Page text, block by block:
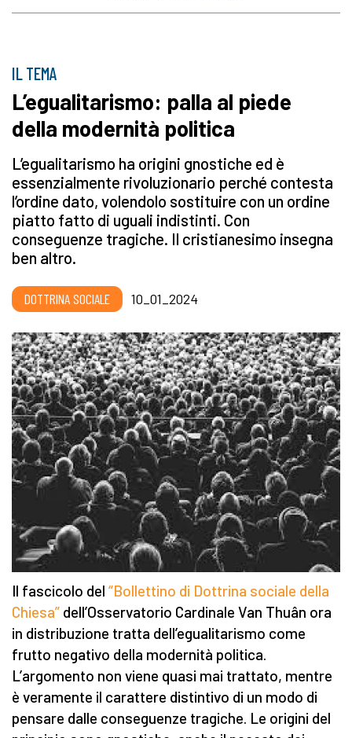
IL TEMA
L’egualitarismo: palla al piede
della modernità politica
L’egualitarismo ha origini gnostiche ed è
essenzialmente rivoluzionario perché contesta
l’ordine dato, volendolo sostituire con un ordine
piatto fatto di uguali indistinti. Con
conseguenze tragiche. Il cristianesimo insegna
ben altro.
DOTTRINA SOCIALE 10_01_2024
Il fascicolo del “Bollettino di Dottrina sociale della
Chiesa” dell’Osservatorio Cardinale Van Thuân ora
in distribuzione tratta dell’egualitarismo come
frutto negativo della modernità politica.
L’argomento non viene quasi mai trattato, mentre
è veramente il carattere distintivo di un modo di
pensare dalle conseguenze tragiche. Le origini del